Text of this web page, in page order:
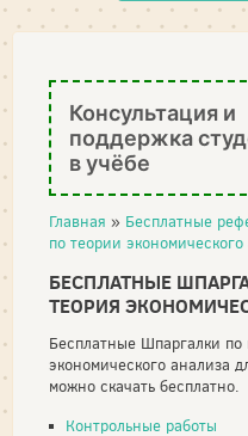
Консультация и
поддержка
в учёбе
Главная » Бесплатные
по теории экономического
БЕСПЛАТНЫЕ
ТЕОРИЯ
Бесплатные Шпаргалки по
экономического анализа
можно скачать бесплатно.
Контрольные работы